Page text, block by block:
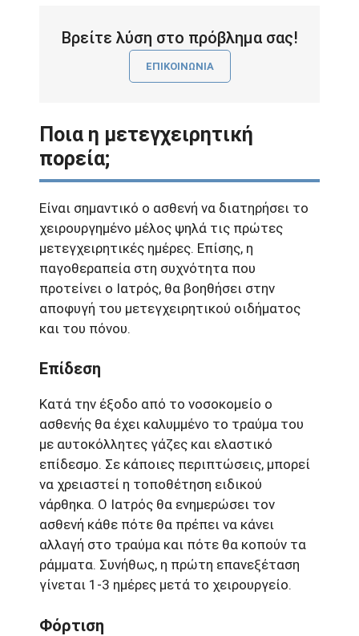
Βρείτε λύση στο πρόβλημα σας!
ΕΠΙΚΟΙΝΩΝΙΑ
Ποια η μετεγχειρητική
πορεία;
Είναι σημαντικό ο ασθενή να διατηρήσει το
χειρουργημένο μέλος ψηλά τις πρώτες
μετεγχειρητικές ημέρες. Επίσης, η
παγοθεραπεία στη συχνότητα που
προτείνει ο Ιατρός, θα βοηθήσει στην
αποφυγή του μετεγχειρητικού οιδήματος
και του πόνου.
Επίδεση
Κατά την έξοδο από το νοσοκομείο ο
ασθενής θα έχει καλυμμένο το τραύμα του
με αυτοκόλλητες γάζες και ελαστικό
επίδεσμο. Σε κάποιες περιπτώσεις, μπορεί
να χρειαστεί η τοποθέτηση ειδικού
νάρθηκα. Ο Ιατρός θα ενημερώσει τον
ασθενή κάθε πότε θα πρέπει να κάνει
αλλαγή στο τραύμα και πότε θα κοπούν τα
ράμματα. Συνήθως, η πρώτη επανεξέταση
γίνεται 1-3 ημέρες μετά το χειρουργείο.
Φόρτιση